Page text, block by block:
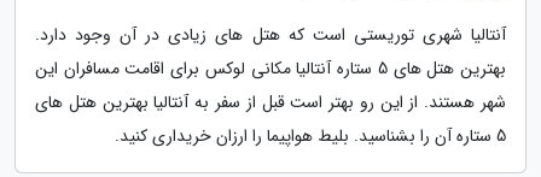
آنتالیا شهری توریستی است که هتل های زیادی در آن وجود دارد.
بهترین هتل های 5 ستاره آنتالیا مکانی لوکس برای اقامت مسافران این
شهر هستند. از این رو بهتر است قبل از سفر به آنتالیا بهترین هتل های
5 ستاره آن را بشناسید. بلیط هواپیما را ارزان خریداری کنید.